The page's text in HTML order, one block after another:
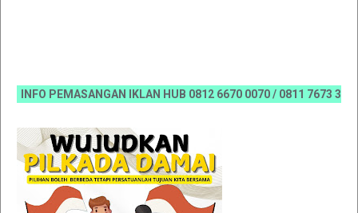
PEMASANGAN IKLAN HUB 0812 6670 0070 / 0811 7673 35,